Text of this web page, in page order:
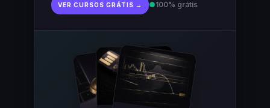
VER CURSOS GRÁTIS → ●100% grátis